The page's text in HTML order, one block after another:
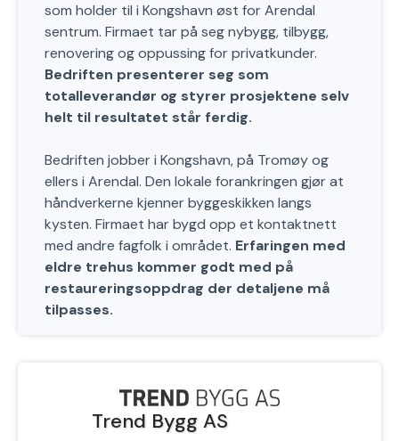
som holder til i Kongshavn øst for Arendal
sentrum. Firmaet tar på seg nybygg, tilbygg,
renovering og oppussing for privatkunder.
Bedriften presenterer seg som
totalleverandør og styrer prosjektene selv
helt til resultatet står ferdig.
Bedriften jobber i Kongshavn, på Tromøy og
ellers i Arendal. Den lokale forankringen gjør at
håndverkerne kjenner byggeskikken langs
kysten. Firmaet har bygd opp et kontaktnett
med andre fagfolk i området. Erfaringen med
eldre trehus kommer godt med på
restaureringsoppdrag der detaljene må
tilpasses.
Trend Bygg AS